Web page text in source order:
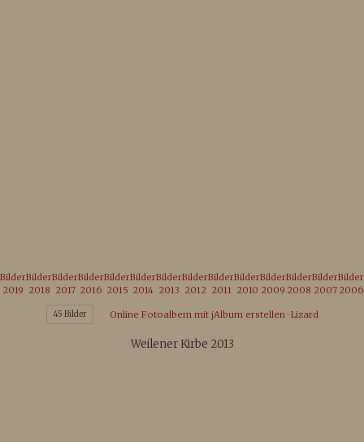
Bilder
2019
Bilder
2018
Bilder
2017
Bilder
2016
Bilder
2015
Bilder
2014
Bilder
2013
Bilder
2012
Bilder
2011
Bilder
2010
Bilder
2009
Bilder
2008
Bilder
2007
Bilder
2006
45 Bilder Online Fotoalbem mit jAlbum erstellen· Lizard
Weilener Kirbe 2013